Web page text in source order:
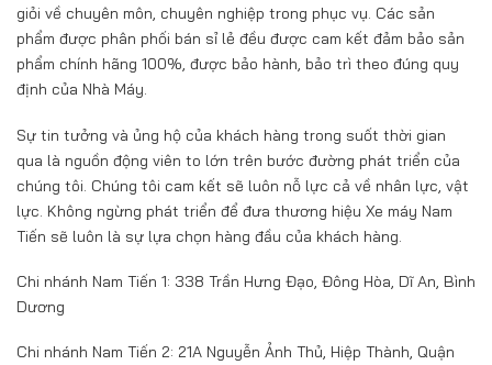
giỏi về chuyên môn, chuyên nghiệp trong phục vụ. Các sản
phẩm được phân phối bán sỉ lẻ đều được cam kết đảm bảo sản
phẩm chính hãng 100%, được bảo hành, bảo trì theo đúng quy
định của Nhà Máy.
Sự tin tưởng và ủng hộ của khách hàng trong suốt thời gian
qua là nguồn động viên to lớn trên bước đường phát triển của
chúng tôi. Chúng tôi cam kết sẽ luôn nỗ lực cả về nhân lực, vật
lực. Không ngừng phát triển để đưa thương hiệu Xe máy Nam
Tiến sẽ luôn là sự lựa chọn hàng đầu của khách hàng.
Chi nhánh Nam Tiến 1: 338 Trần Hưng Đạo, Đông Hòa, Dĩ An, Bình
Dương
Chi nhánh Nam Tiến 2: 21A Nguyễn Ảnh Thủ, Hiệp Thành, Quận